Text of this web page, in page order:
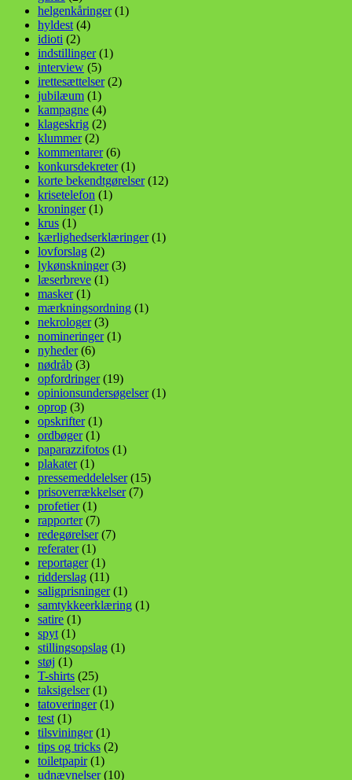
helgenkåringer(1)
hyldest (4)
idioti (2)
indstillinger(1)
interview (5)
irettesættelser(2)
jubilæum (1)
kampagne (4)
klageskrig (2)
klummer(2)
kommentarer(6)
konkursdekreter(1)
korte bekendtgørelser(12)
krisetelefon (1)
kroninger(1)
krus (1)
kærlighedserklæringer(1)
lovforslag (2)
lykønskninger(3)
læserbreve (1)
masker(1)
mærkningsordning (1)
nekrologer(3)
nomineringer(1)
nyheder(6)
nødråb (3)
opfordringer(19)
opinionsundersøgelser(1)
oprop (3)
opskrifter(1)
ordbøger(1)
paparazzifotos (1)
plakater(1)
pressemeddelelser(15)
prisoverrækkelser(7)
profetier(1)
rapporter(7)
redegørelser(7)
referater(1)
reportager(1)
ridderslag (11)
saligprisninger(1)
samtykkeerklæring (1)
satire (1)
spyt (1)
stillingsopslag (1)
støj (1)
T-shirts (25)
taksigelser(1)
tatoveringer(1)
test (1)
tilsvininger(1)
tips og tricks (2)
toiletpapir(1)
udnævnelser(10)